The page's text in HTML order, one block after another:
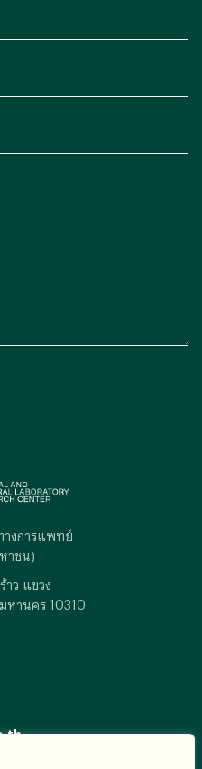
งการแพทย์
าชน)
ว แขวง
หานคร 10310